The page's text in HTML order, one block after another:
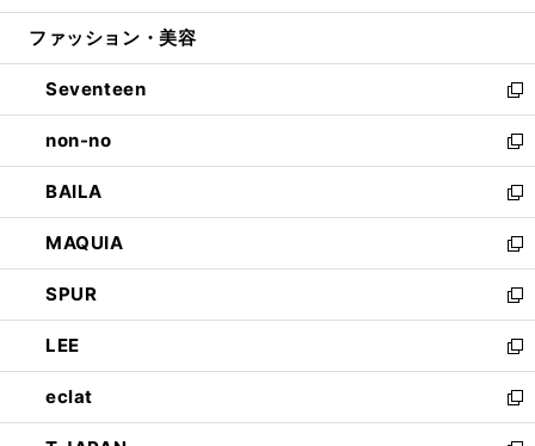
開
ウ
開
く
ン
ウ
で
開
く
ウ
ン
ド
ウ
で
開
く
ファッション・美容
Seventeen
新
し
い
ウ
ィ
ン
ド
ウ
で
開
く
non-no
新
し
い
ウ
ィ
ン
ド
ウ
で
開
く
BAILA
新
し
い
ウ
ィ
ン
ド
ウ
で
開
MAQUIA
新
し
い
ウ
ィ
ン
ド
ウ
SPUR
新
し
い
ウ
ィ
ン
LEE
新
し
い
ウ
eclat
新
し